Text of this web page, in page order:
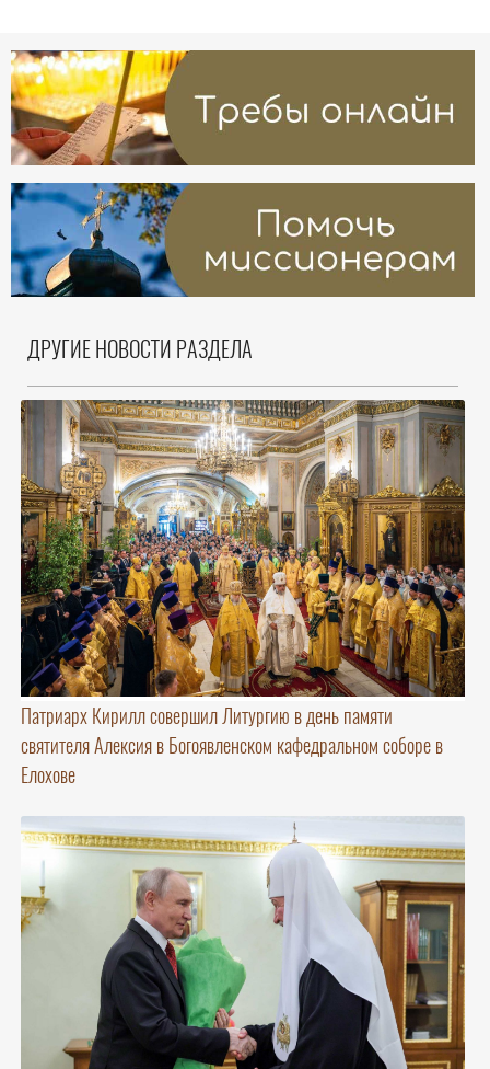
ДРУГИЕ НОВОСТИ РАЗДЕЛА
Патриарх Кирилл совершил Литургию в день памяти
святителя Алексия в Богоявленском кафедральном соборе в
Елохове